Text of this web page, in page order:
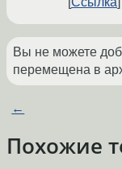
Вы не можете
перемещена в
←
Похожие